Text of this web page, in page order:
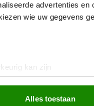
advertenties en
wie uw gegevens
kan zijn
(fingerprinting)
Alles toestaan